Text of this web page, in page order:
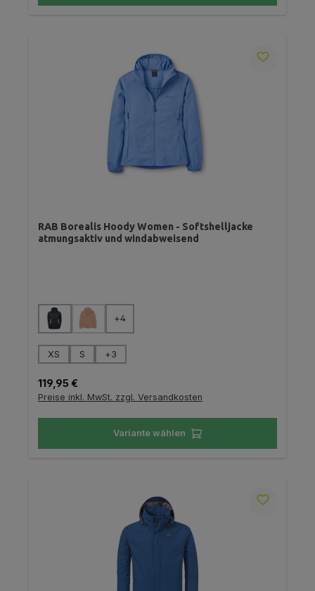
RAB Borealis Hoody Women - Softshelljacke
atmungsaktiv und windabweisend
Farbe auswählen
(Diese Option ist zurzeit nicht verfügbar.)
+4
Größe auswählen
XS S +3
Regulärer Preis:
119,95 €
Preise inkl. MwSt. zzgl. Versandkosten
Variante wählen